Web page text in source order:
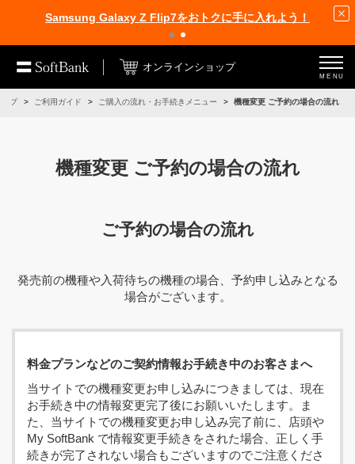
Samsung Galaxy Z Flip7をおトクに手に入れよう！
オンラインショップ
MENU
ップ ご利用ガイド ご購入の流れ・お手続きメニュー 機種変更 ご予約の場合の流れ
機種変更 ご予約の場合の流れ
ご予約の場合の流れ
発売前の機種や入荷待ちの機種の場合、予約申し込みとなる
場合がございます。
料金プランなどのご契約情報お手続き中のお客さまへ
当サイトでの機種変更お申し込みにつきましては、現在
お手続き中の情報変更完了後にお願いいたします。ま
た、当サイトでの機種変更お申し込み完了前に、店頭や
My SoftBank で情報変更手続きをされた場合、正しく手
続きが完了されない場合もございますのでご注意くださ